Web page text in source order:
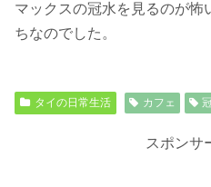
マックスの冠水を見るのが怖
ちなのでした。
タイの日常生活 カフェ
スポンサ